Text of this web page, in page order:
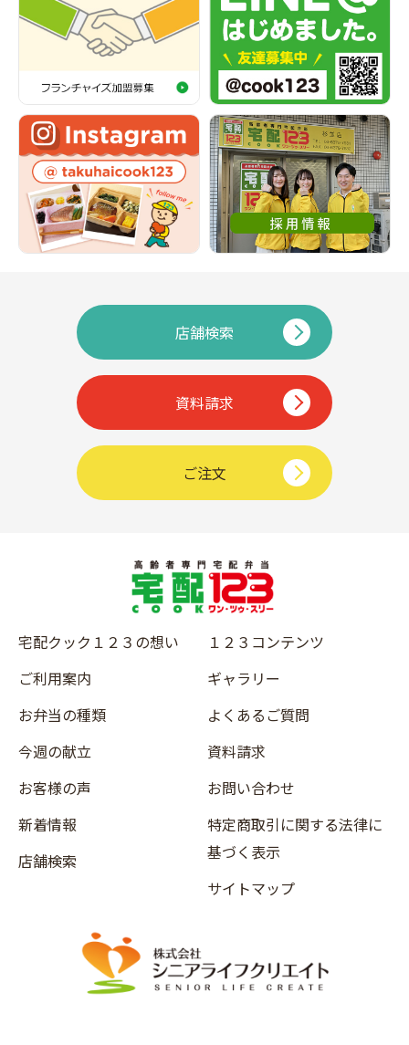
店舗検索
資料請求
ご注文
宅配クック１２３の想い
ご利用案内
お弁当の種類
今週の献立
お客様の声
新着情報
店舗検索
１２３コンテンツ
ギャラリー
よくあるご質問
資料請求
お問い合わせ
特定商取引に関する法律に
基づく表示
サイトマップ